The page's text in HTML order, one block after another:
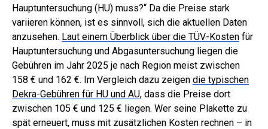
Hauptuntersuchung (HU) muss?“ Da die Preise stark
variieren können, ist es sinnvoll, sich die aktuellen Daten
anzusehen. Laut einem Überblick über die TÜV-Kosten für
Hauptuntersuchung und Abgasuntersuchung liegen die
Gebühren im Jahr 2025 je nach Region meist zwischen
158 € und 162 €. Im Vergleich dazu zeigen die typischen
Dekra-Gebühren für HU und AU, dass die Preise dort
zwischen 105 € und 125 € liegen. Wer seine Plakette zu
spät erneuert, muss mit zusätzlichen Kosten rechnen – in